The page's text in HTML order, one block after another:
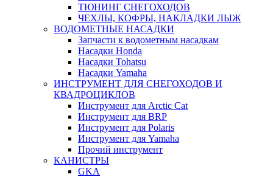
ТЮНИНГ СНЕГОХОДОВ
ЧЕХЛЫ, КОФРЫ, НАКЛАДКИ ЛЫЖ
ВОДОМЕТНЫЕ НАСАДКИ
Запчасти к водометным насадкам
Насадки Honda
Насадки Tohatsu
Насадки Yamaha
ИНСТРУМЕНТ ДЛЯ СНЕГОХОДОВ И
КВАДРОЦИКЛОВ
Инструмент для Arctic Cat
Инструмент для BRP
Инструмент для Polaris
Инструмент для Yamaha
Прочий инструмент
КАНИСТРЫ
GKA